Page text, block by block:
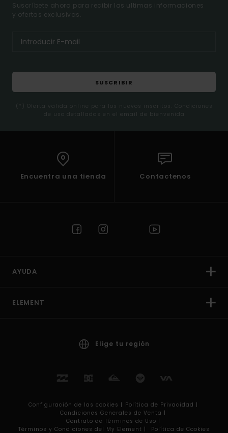
Suscríbete ahora para recibir las ultimas informaciones
y ofertas exclusivas.
SUSCRIBIR
(*) Oferta valida online para los nuevos inscritos. Condiciones
de uso detalladas en el email de bienvenida
Encuentra una tienda Contactenos
AYUDA
ELEMENT
Elige tu región
Configuración de las cookies | Política de Privacidad |
Condiciones Generales de Venta |
Contrato de Términos de Uso |
Términos y Condiciones del My Element |
Política de Cookies